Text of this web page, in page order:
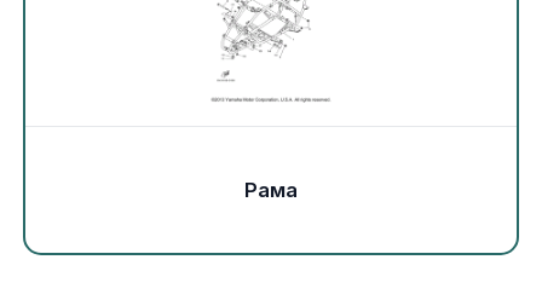
Другое
Движители (гребные винты)
Рама